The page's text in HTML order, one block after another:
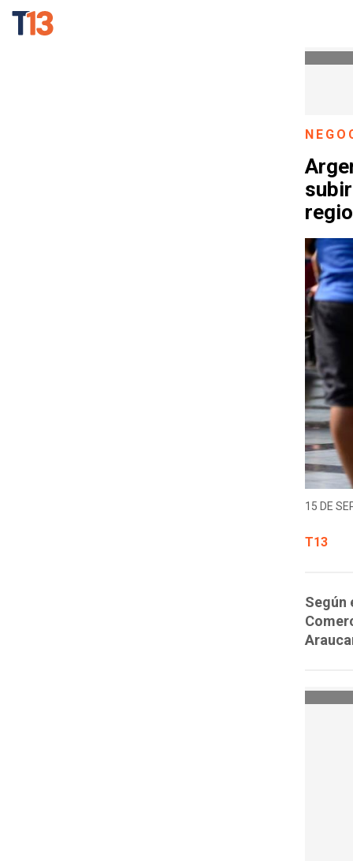
15 DE
T13
Según